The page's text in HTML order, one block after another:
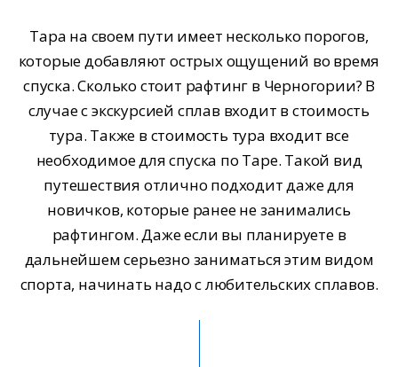
Тара на своем пути имеет несколько порогов,
которые добавляют острых ощущений во время
спуска. Сколько стоит рафтинг в Черногории? В
случае с экскурсией сплав входит в стоимость
тура. Также в стоимость тура входит все
необходимое для спуска по Таре. Такой вид
путешествия отлично подходит даже для
новичков, которые ранее не занимались
рафтингом. Даже если вы планируете в
дальнейшем серьезно заниматься этим видом
спорта, начинать надо с любительских сплавов.